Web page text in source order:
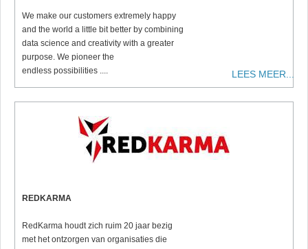
We make our customers extremely happy
and the world a little bit better by combining
data science and creativity with a greater
purpose. We pioneer the
endless possibilities ....
LEES MEER...
REDKARMA
RedKarma houdt zich ruim 20 jaar bezig
met het ontzorgen van organisaties die